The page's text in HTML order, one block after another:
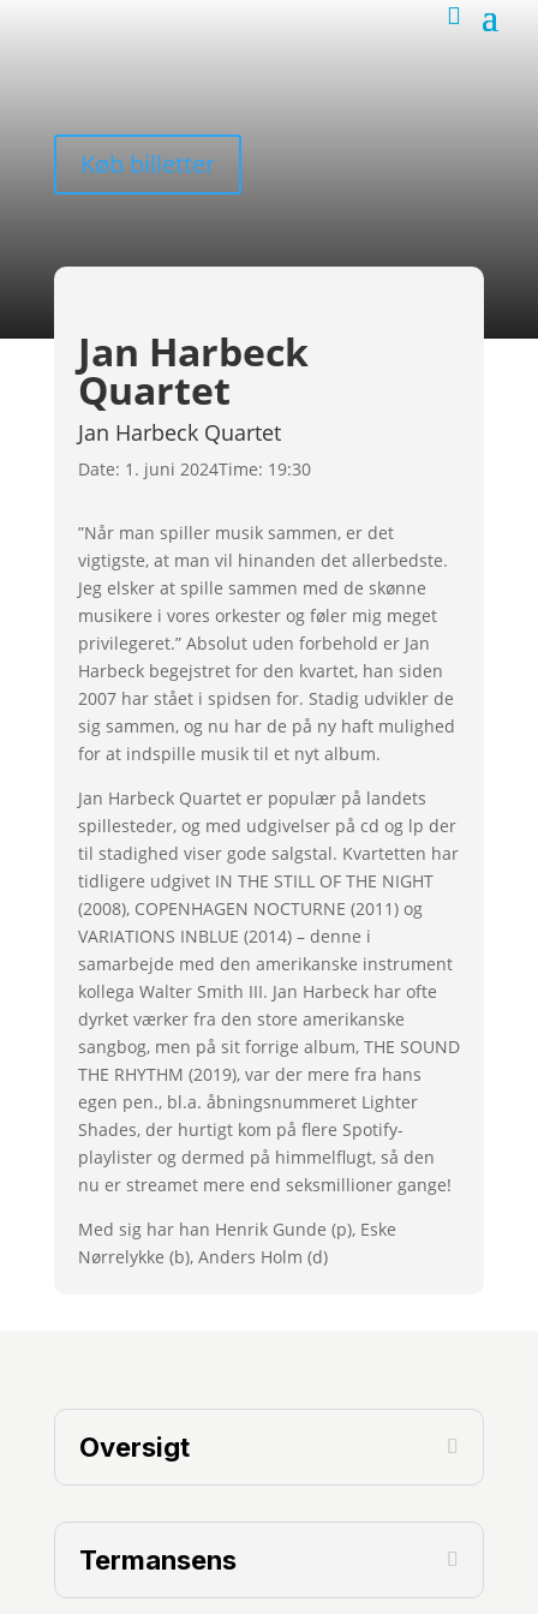
Køb billetter
Jan Harbeck
Quartet
Jan Harbeck Quartet
Date: 1. juni 2024Time: 19:30
”Når man spiller musik sammen, er det
vigtigste, at man vil hinanden det allerbedste.
Jeg elsker at spille sammen med de skønne
musikere i vores orkester og føler mig meget
privilegeret.” Absolut uden forbehold er Jan
Harbeck begejstret for den kvartet, han siden
2007 har stået i spidsen for. Stadig udvikler de
sig sammen, og nu har de på ny haft mulighed
for at indspille musik til et nyt album.
Jan Harbeck Quartet er populær på landets
spillesteder, og med udgivelser på cd og lp der
til stadighed viser gode salgstal. Kvartetten har
tidligere udgivet IN THE STILL OF THE NIGHT
(2008), COPENHAGEN NOCTURNE (2011) og
VARIATIONS INBLUE (2014) – denne i
samarbejde med den amerikanske instrument
kollega Walter Smith III. Jan Harbeck har ofte
dyrket værker fra den store amerikanske
sangbog, men på sit forrige album, THE SOUND
THE RHYTHM (2019), var der mere fra hans
egen pen., bl.a. åbningsnummeret Lighter
Shades, der hurtigt kom på flere Spotify-
playlister og dermed på himmelflugt, så den
nu er streamet mere end seksmillioner gange!
Med sig har han Henrik Gunde (p), Eske
Nørrelykke (b), Anders Holm (d)
Oversigt
Termansens